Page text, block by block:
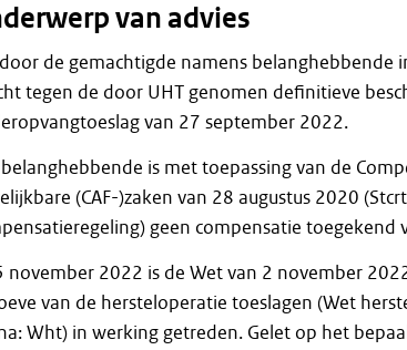
van advies
de gemachtigde namens belanghebbende
tegen de door UHT genomen definitieve
van 27 september 2022.
is met toepassing van de
(CAF-)zaken van 28 augustus 2020
geen compensatie toegekend
november 2022 is de Wet van 2 november
van de hersteloperatie toeslagen (Wet
Wht) in werking getreden. Gelet op het